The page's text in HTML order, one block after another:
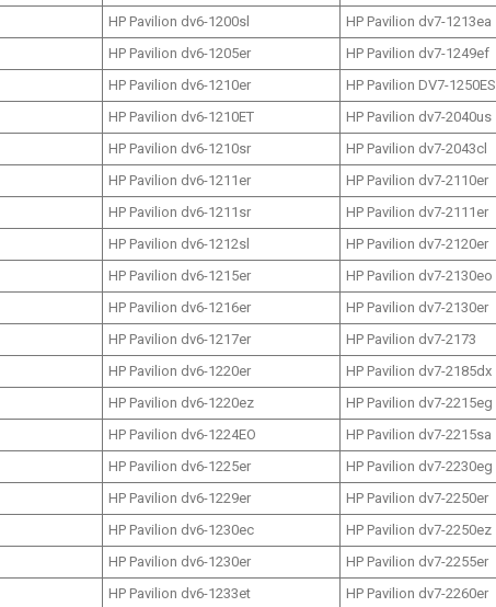
HP Pavilion dv6-1200sl HP Pavilion dv7-1213ea
HP Pavilion dv6-1205er HP Pavilion dv7-1249ef
HP Pavilion dv6-1210er HP Pavilion DV7-1250ES
HP Pavilion dv6-1210ET HP Pavilion dv7-2040us
HP Pavilion dv6-1210sr HP Pavilion dv7-2043cl
HP Pavilion dv6-1211er HP Pavilion dv7-2110er
HP Pavilion dv6-1211sr HP Pavilion dv7-2111er
HP Pavilion dv6-1212sl HP Pavilion dv7-2120er
HP Pavilion dv6-1215er HP Pavilion dv7-2130eo
HP Pavilion dv6-1216er HP Pavilion dv7-2130er
HP Pavilion dv6-1217er HP Pavilion dv7-2173
HP Pavilion dv6-1220er HP Pavilion dv7-2185dx
HP Pavilion dv6-1220ez HP Pavilion dv7-2215eg
HP Pavilion dv6-1224EO HP Pavilion dv7-2215sa
HP Pavilion dv6-1225er HP Pavilion dv7-2230eg
HP Pavilion dv6-1229er HP Pavilion dv7-2250er
HP Pavilion dv6-1230ec HP Pavilion dv7-2250ez
HP Pavilion dv6-1230er HP Pavilion dv7-2255er
HP Pavilion dv6-1233et HP Pavilion dv7-2260er